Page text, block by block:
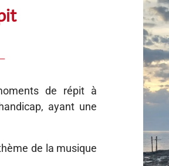
de répit à
ayant une
de la musique